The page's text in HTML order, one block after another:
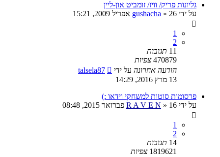
גליונות פריק/ וויז/ זומביט און-ליין
על ידי
gushacha » 26 אפריל 2009, 15:21
1
2
11 תגובות
470879 צפיות
הודעה אחרונה על ידי
talsela87
13 מרץ 2016, 14:29
פרסומות סוטות למשחקי וידאו :)
על ידי
R A V E N » 16 פברואר 2015, 08:48
1
2
14 תגובות
1819621 צפיות